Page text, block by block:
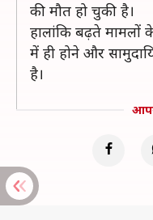
की मौत हो चुकी है।
हालांकि बढ़ते
में ही होने और
है।